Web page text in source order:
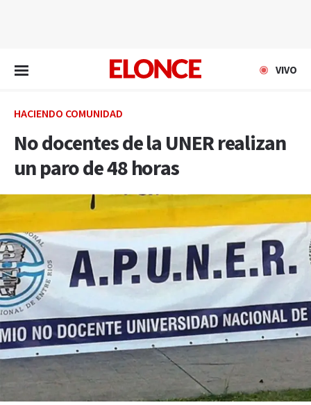
VIVO
HACIENDO COMUNIDAD
No docentes de la UNER realizan
un paro de 48 horas